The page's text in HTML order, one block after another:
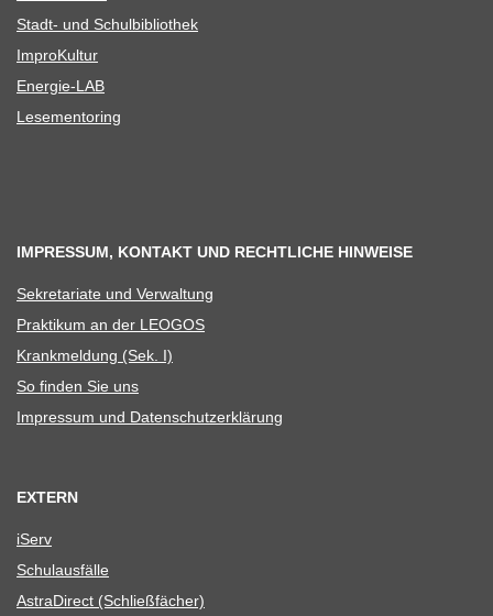
Stadt- und Schulbibliothek
Impro­Kul­tur
Ener­­gie-LAB
Lese­men­to­ring
IMPRESSUM, KONTAKT UND RECHTLICHE HINWEISE
Sekre­ta­riate und Verwaltung
Prak­ti­kum an der LEOGOS
Krank­mel­dung (Sek. I)
So fin­den Sie uns
Impres­sum und Datenschutzerklärung
EXTERN
iServ
Schul­aus­fälle
Astra­Di­rect (Schließ­fä­cher)